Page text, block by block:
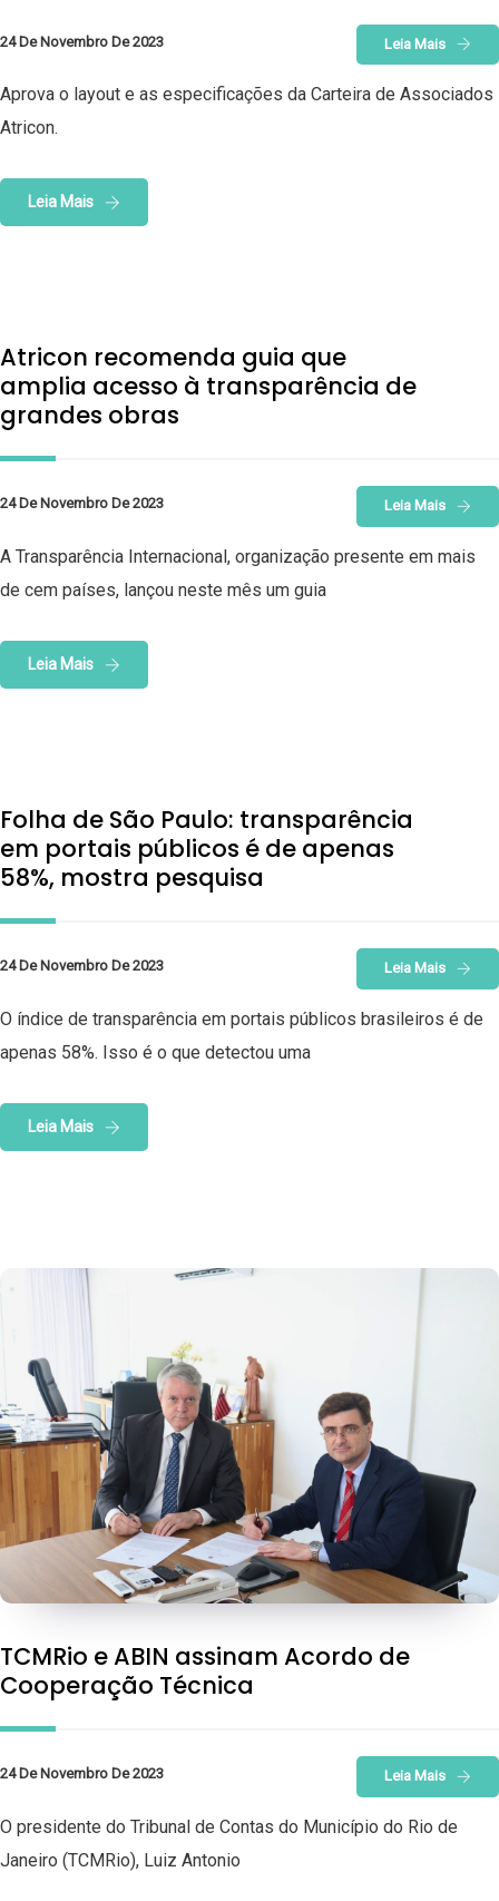
24 De Novembro De 2023 Leia Mais
Aprova o layout e as especificações da Carteira de Associados
Atricon.
Leia Mais
Atricon recomenda guia que
amplia acesso à transparência de
grandes obras
24 De Novembro De 2023 Leia Mais
A Transparência Internacional, organização presente em mais
de cem países, lançou neste mês um guia
Leia Mais
Folha de São Paulo: transparência
em portais públicos é de apenas
58%, mostra pesquisa
24 De Novembro De 2023 Leia Mais
O índice de transparência em portais públicos brasileiros é de
apenas 58%. Isso é o que detectou uma
Leia Mais
TCMRio e ABIN assinam Acordo de
Cooperação Técnica
24 De Novembro De 2023 Leia Mais
O presidente do Tribunal de Contas do Município do Rio de
Janeiro (TCMRio), Luiz Antonio